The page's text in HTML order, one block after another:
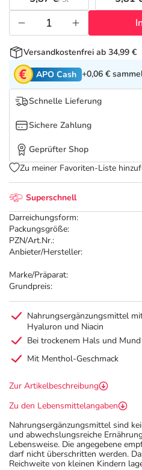
Tierapotheke
Vitamine & Mineralstoffe
Marken
Salus Deals
Superschnell
Darreichungsform:
Packungsgröße:
PZN/Art.Nr.:
Anbieter/Hersteller:
Marke/Präparat:
Grundpreis:
Versandkostenfrei ab 34,99 €
APO Cash +0,06 €
Schnelle Lieferung
Sichere Zahlung
Geprüfter Shop
Zu meiner Favoriten-Liste
Nahrungsergänzungsmittel
Hyaluron und Niacin
Bei trockenem Hals und Mund
Mit Menthol-Geschmack
Zur Artikelbeschreibung
Zu den Lebensmittelangaben
Nahrungsergänzungsmittel sind
und abwechslungsreiche
Lebensweise. Die angegebene
darf nicht überschritten werden.
Reichweite von kleinen Kindern